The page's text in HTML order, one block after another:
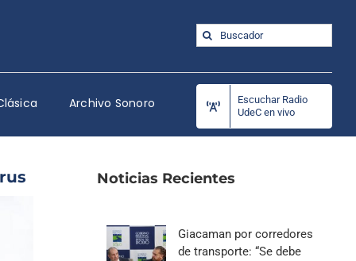
Buscar:
Archivo Sonoro
Escuchar Radio
UdeC en vivo
Noticias Recientes
Giacaman por corredores
de transporte: “Se debe